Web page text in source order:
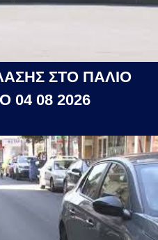
ΣΤΟ ΠΑΛΙΟ
04 08 2026